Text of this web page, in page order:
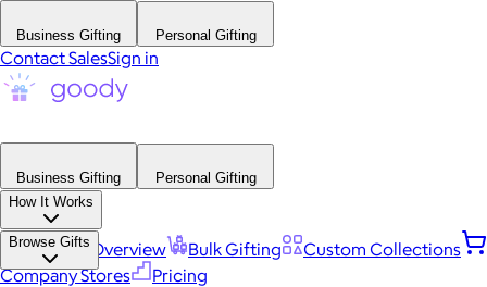
Business Gifting Personal Gifting
Contact SalesSign in
Business Gifting
Personal Gifting
How It Works
Platform Overview Bulk Gifting
Custom Collections
Company Stores
Pricing
Browse Gifts